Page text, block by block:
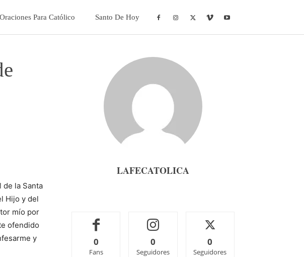
Oraciones Para Católico Santo De Hoy
de la Santa
Hijo y del
mío por
ofendido
y
LAFECATOLICA
0
Fans
0
Seguidores
0
Seguidores